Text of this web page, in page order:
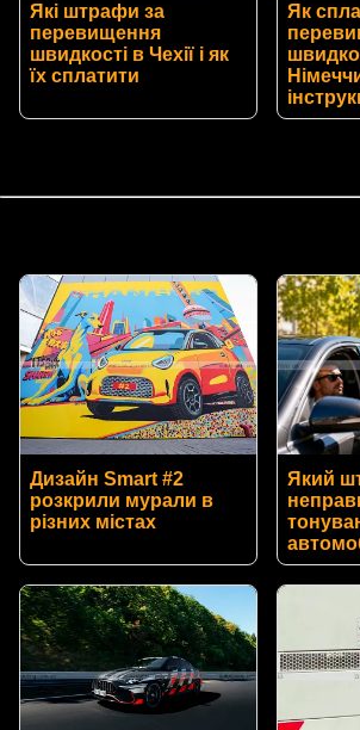
Які штрафи за
перевищення
швидкості в Чехії і як
їх сплатити
Як
Дизайн Smart #2
розкрили мурали в
різних містах
Який